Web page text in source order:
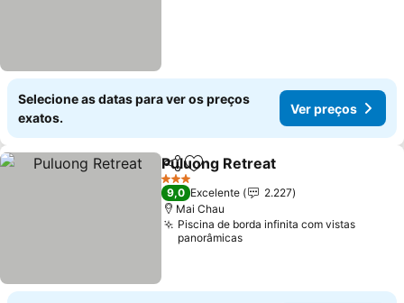
Selecione as datas para ver os preços
exatos.
Ver preços
PartilharAdicionar aos favoritos
Puluong Retreat
3 Estrelas
9,0 Excelente
2.227
Mai Chau
Piscina de borda infinita com vistas
panorâmicas